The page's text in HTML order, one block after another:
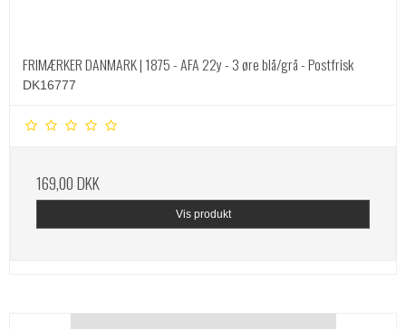
FRIMÆRKER DANMARK | 1875 - AFA 22y - 3 øre blå/grå - Postfrisk
DK16777
169,00 DKK
Vis produkt